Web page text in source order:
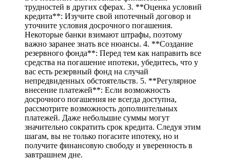
трудностей в других сферах. 3. **Оценка условий
кредита**: Изучите свой ипотечный договор и
уточните условия досрочного погашения.
Некоторые банки взимают штрафы, поэтому
важно заранее знать все нюансы. 4. **Создание
резервного фонда**: Перед тем как направить все
средства на погашение ипотеки, убедитесь, что у
вас есть резервный фонд на случай
непредвиденных обстоятельств. 5. **Регулярное
внесение платежей**: Если возможность
досрочного погашения не всегда доступна,
рассмотрите возможность дополнительных
платежей. Даже небольшие суммы могут
значительно сократить срок кредита. Следуя этим
шагам, вы не только погасите ипотеку, но и
получите финансовую свободу и уверенность в
завтрашнем дне.